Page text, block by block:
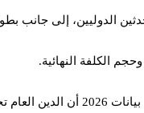
الكلفة النهائية.